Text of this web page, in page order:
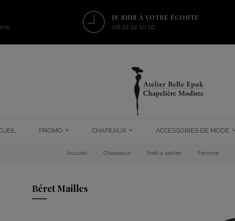
JE SUIS À VOTRE ÉCOUTE
06 22 22 10 10
PROMO CHAPEAUX ACCESSOIRES DE MODE
Accueil Chapeaux Prêt-à-porter Femme
Béret Mailles